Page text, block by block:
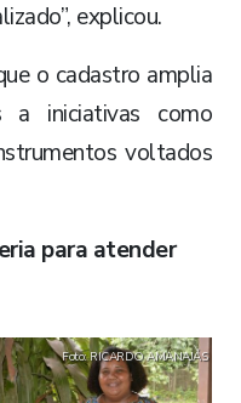
explicou.
o cadastro amplia
a iniciativas como
voltados
para atender
Foto: RICARDO AMANAJÁS